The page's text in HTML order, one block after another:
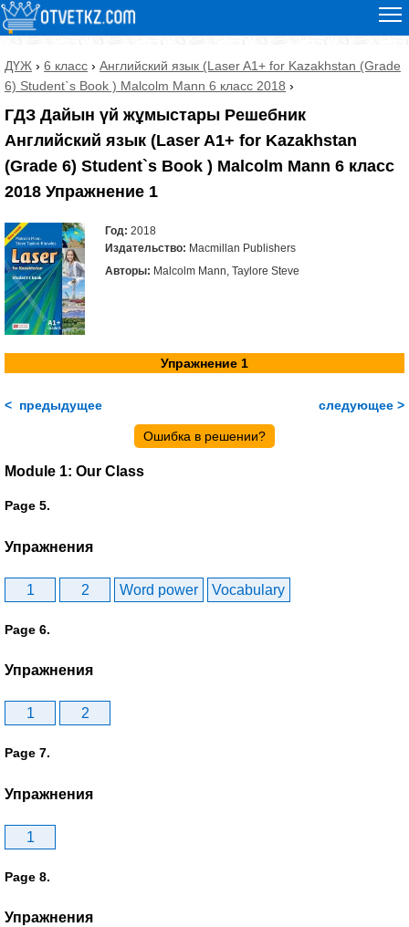
ДҮЖ › 6 класс › Английский язык (Laser A1+ for Kazakhstan (Grade
6) Student`s Book ) Malcolm Mann 6 класс 2018 ›
ГДЗ Дайын үй жұмыстары Решебник
Английский язык (Laser A1+ for Kazakhstan
(Grade 6) Student`s Book ) Malcolm Mann 6 класс
2018 Упражнение 1
Год: 2018
Издательство: Macmillan Publishers
Авторы: Malcolm Mann, Taylore Steve
Упражнение 1
< предыдущее следующее >
Ошибка в решении?
Module 1: Our Class
Page 5.
Упражнения
1 2 Word power Vocabulary
Page 6.
Упражнения
1 2
Page 7.
Упражнения
1
Page 8.
Упражнения